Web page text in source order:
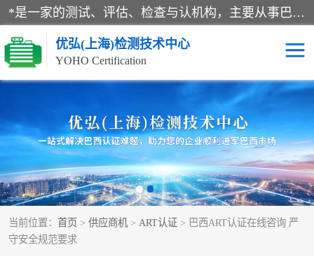
*是一家的测试、评估、检查与认机构，主要从事巴西NR10认证、NR12认证、NR13认证；ANATEL认证、INMTRO认证，欧盟CE认证：MD认证，PED认证，MID认证，ATEX认证，德国蓝色天使认证。
优弘(上海)检测技术中心
YOHO Certification
当前位置： 首页 > 供应商机 > ART认证 > 巴西ART认证在线咨询 严
守安全规范要求
RECYCLASS认证 NR10认证
NR12认证 NR13认证
ART认证 巴西NR认证
巴西认证 RETIE认证